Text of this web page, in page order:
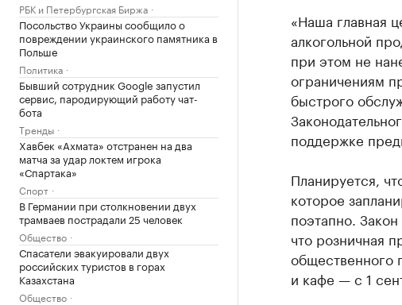
РБК и Петербургская Биржа
Посольство Украины сообщило о
повреждении украинского памятника в
Польше
Политика
Бывший сотрудник Google запустил
сервис, пародирующий работу чат-
бота
Тренды
Хавбек «Ахмата» отстранен на два
матча за удар локтем игрока
«Спартака»
Спорт
В Германии при столкновении двух
трамваев пострадали 25 человек
Общество
Спасатели эвакуировали двух
российских туристов в горах
Казахстана
Общество
«Наша главная
алкогольной
при этом не
ограничениям
быстрого
поддержке
Планируется,
которое
поэтапно.
что розничная
общественного
и кафе — с 1